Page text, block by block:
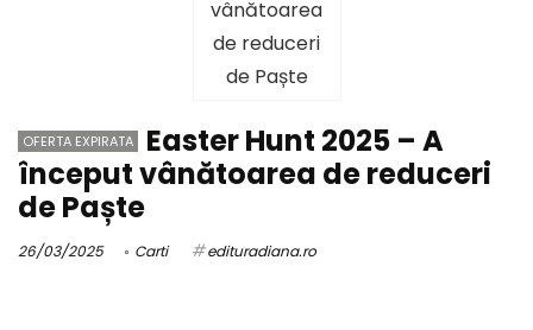
OFERTA EXPIRATA
Easter Hunt 2025 – A
început vânătoarea de reduceri
de Paște
26/03/2025 Carti edituradiana.ro